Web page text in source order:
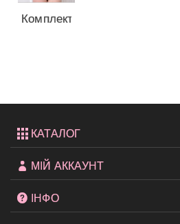
Комплект
КАТАЛОГ
МІЙ АККАУНТ
ІНФО